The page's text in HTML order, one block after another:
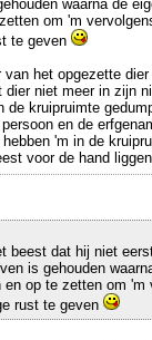
waarna de
om 'm
te geven
van het opgezette
niet meer in zijn
de kruipruimte
en de
'm in de
voor de hand
beest dat hij niet
is gehouden
en op te zetten om 'm
rust te geven